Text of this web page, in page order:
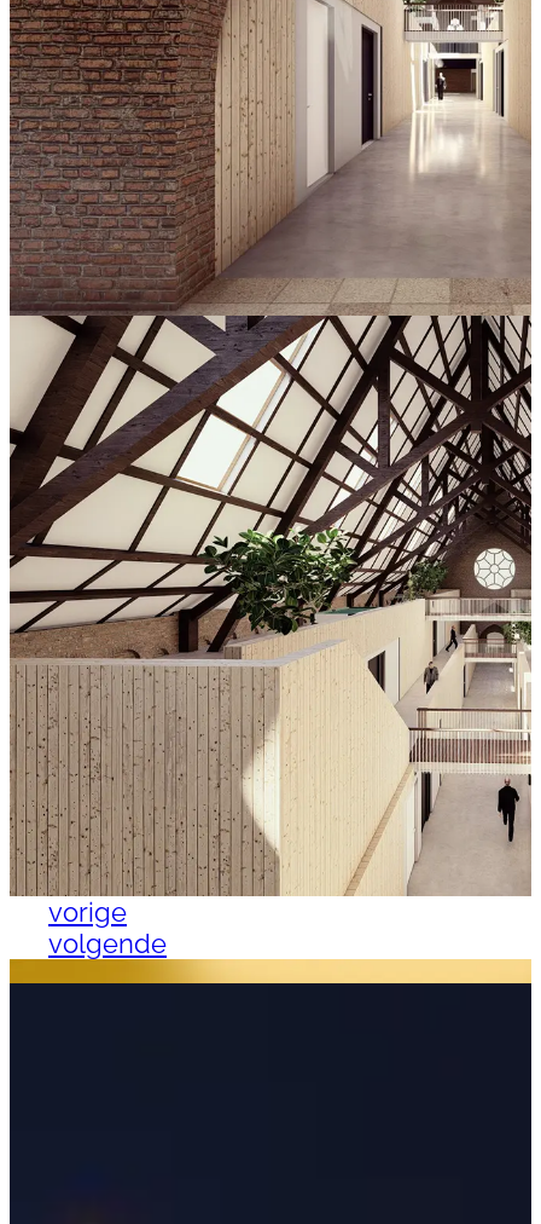
vorige
volgende